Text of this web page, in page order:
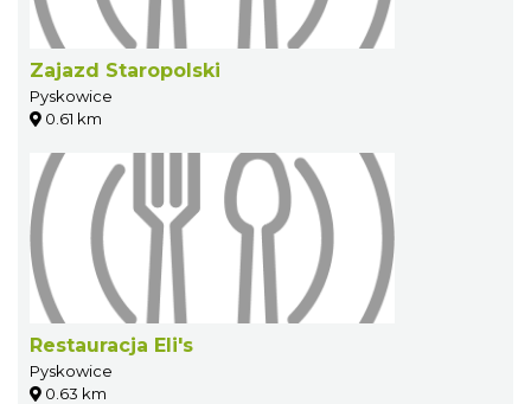
Zajazd Staropolski
Pyskowice
0.61 km
Restauracja Eli's
Pyskowice
0.63 km